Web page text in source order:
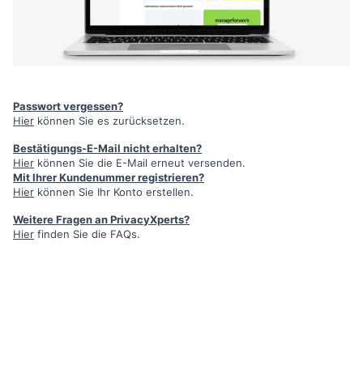
Passwort vergessen?
Hier können Sie es zurücksetzen.
Bestätigungs-E-Mail nicht erhalten?
Hier können Sie die E-Mail erneut versenden.
Mit Ihrer Kundenummer registrieren?
Hier können Sie Ihr Konto erstellen.
Weitere Fragen an PrivacyXperts?
Hier finden Sie die FAQs.